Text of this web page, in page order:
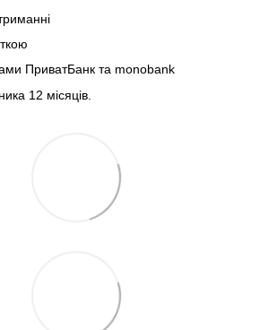
ПриватБанк та monobank
12 місяців.